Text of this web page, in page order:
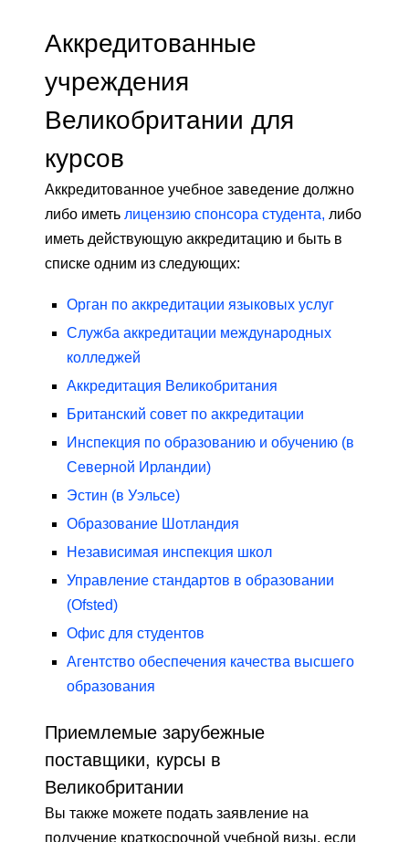
Аккредитованные
учреждения
Великобритании для
курсов
Аккредитованное учебное заведение должно
либо иметь лицензию спонсора студента, либо
иметь действующую аккредитацию и быть в
списке одним из следующих:
Орган по аккредитации языковых услуг
Служба аккредитации международных
колледжей
Аккредитация Великобритания
Британский совет по аккредитации
Инспекция по образованию и обучению (в
Северной Ирландии)
Эстин (в Уэльсе)
Образование Шотландия
Независимая инспекция школ
Управление стандартов в образовании
(Ofsted)
Офис для студентов
Агентство обеспечения качества высшего
образования
Приемлемые зарубежные
поставщики, курсы в
Великобритании
Вы также можете подать заявление на
получение краткосрочной учебной визы, если